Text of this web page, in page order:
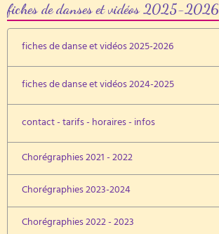
fiches de danses et vidéos 2025-2026
fiches de danse et vidéos 2025-2026
fiches de danse et vidéos 2024-2025
contact - tarifs - horaires - infos
Chorégraphies 2021 - 2022
Chorégraphies 2023-2024
Chorégraphies 2022 - 2023